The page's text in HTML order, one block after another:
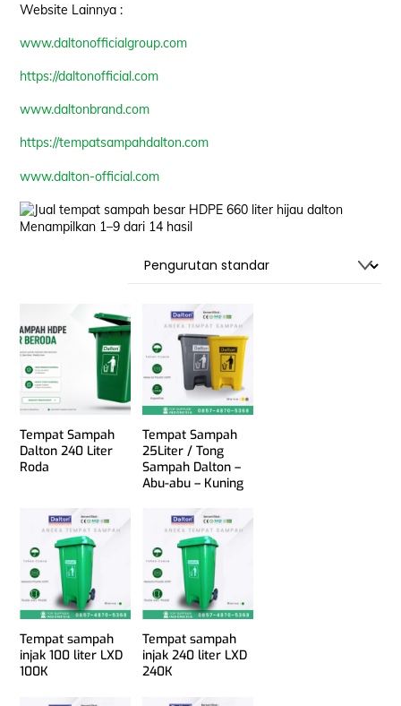
Website Lainnya :
www.daltonofficialgroup.com
https://daltonofficial.com
www.daltonbrand.com
https://tempatsampahdalton.com
www.dalton-official.com
Menampilkan 1–9 dari 14 hasil
Tempat Sampah
Dalton 240 Liter
Roda
Tempat Sampah
25Liter / Tong
Sampah Dalton –
Abu-abu – Kuning
Tempat sampah
injak 100 liter LXD
100K
Tempat sampah
injak 240 liter LXD
240K